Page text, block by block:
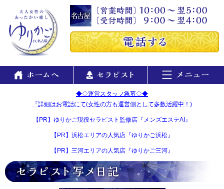
◆◇運営スタッフ急募◇◆
『詳細はお電話にて(女性の方も運営側として多数活躍中！)
【PR】ゆりかご現役セラピスト監修店『メンズエステAI』
【PR】浜松エリアの人気店『ゆりかご浜松』
【PR】三河エリアの人気店『ゆりかご三河』